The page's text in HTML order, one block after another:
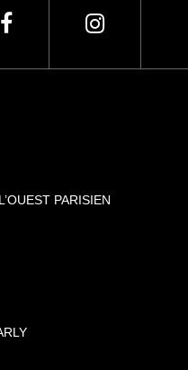
PARISIEN